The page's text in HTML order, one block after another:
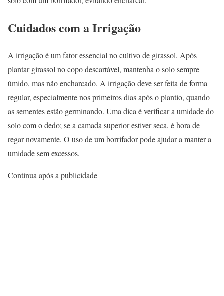
Cuidados com a Irrigação
A irrigação é um fator essencial no cultivo de girassol. Após
plantar girassol no copo descartável, mantenha o solo sempre
úmido, mas não encharcado. A irrigação deve ser feita de forma
regular, especialmente nos primeiros dias após o plantio, quando
as sementes estão germinando. Uma dica é verificar a umidade do
solo com o dedo; se a camada superior estiver seca, é hora de
regar novamente. O uso de um borrifador pode ajudar a manter a
umidade sem excessos.
Continua após a publicidade